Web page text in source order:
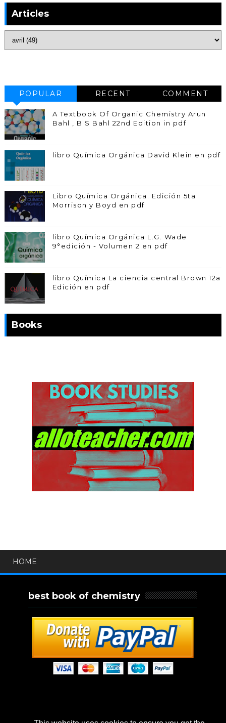
Articles
POPULAR RECENT COMMENT
A Textbook Of Organic Chemistry Arun
Bahl , B S Bahl 22nd Edition in pdf
libro Química Orgánica David Klein en pdf
Libro Química Orgánica. Edición 5ta
Morrison y Boyd en pdf
libro Química Orgánica L.G. Wade
9°edición - Volumen 2 en pdf
libro Química La ciencia central Brown 12a
Edición en pdf
Books
HOME
best book of chemistry